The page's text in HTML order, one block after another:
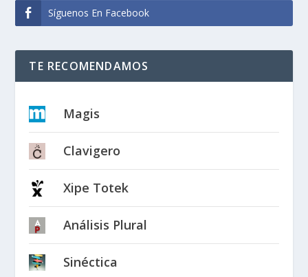
Síguenos En Facebook
TE RECOMENDAMOS
Magis
Clavigero
Xipe Totek
Análisis Plural
Sinéctica